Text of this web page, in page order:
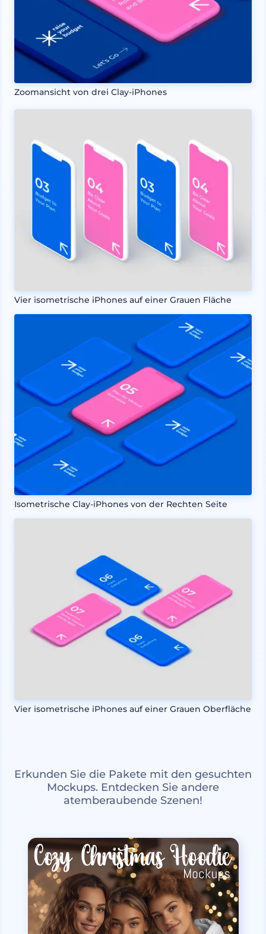
Zoomansicht von drei Clay-iPhones
Vier isometrische iPhones auf einer Grauen Fläche
Isometrische Clay-iPhones von der Rechten Seite
Vier isometrische iPhones auf einer Grauen Oberfläche
Erkunden Sie die Pakete mit den gesuchten
Mockups. Entdecken Sie andere
atemberaubende Szenen!